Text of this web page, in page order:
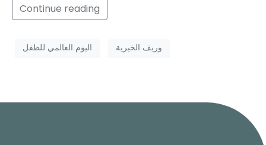
Continue reading
اليوم العالمي للطفل وريف الخيرية